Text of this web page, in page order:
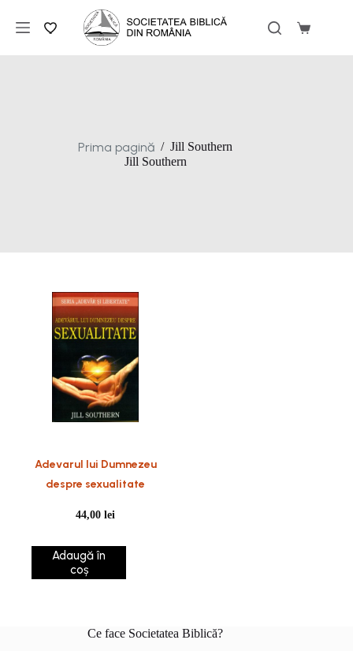
conținut
Coș
Prima pagină / Jill Southern
Jill Southern
Adevarul lui Dumnezeu
despre sexualitate
44,00lei
Adaugă în
coș
Ce face Societatea Biblică?